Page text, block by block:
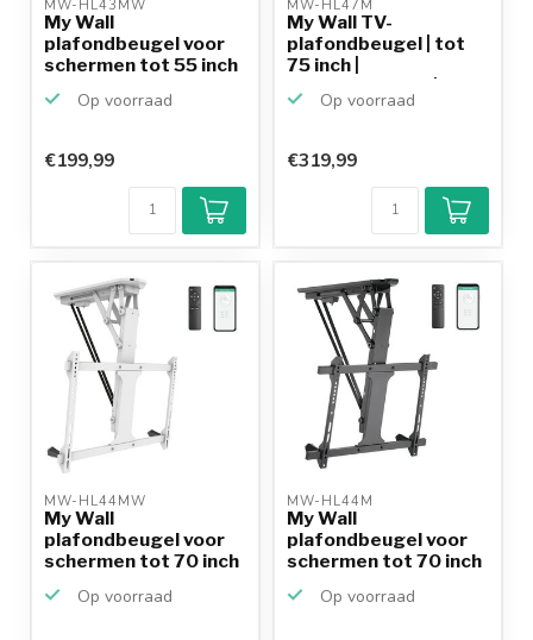
MW-HL43MW
My Wall
plafondbeugel voor
schermen tot 55 inch
Op voorraad
€199,99
MW-HL47M
My Wall TV-
plafondbeugel | tot
75 inch |
Op voorraad
€319,99
MW-HL44MW
My Wall
plafondbeugel voor
schermen tot 70 inch
Op voorraad
MW-HL44M
My Wall
plafondbeugel voor
schermen tot 70 inch
Op voorraad